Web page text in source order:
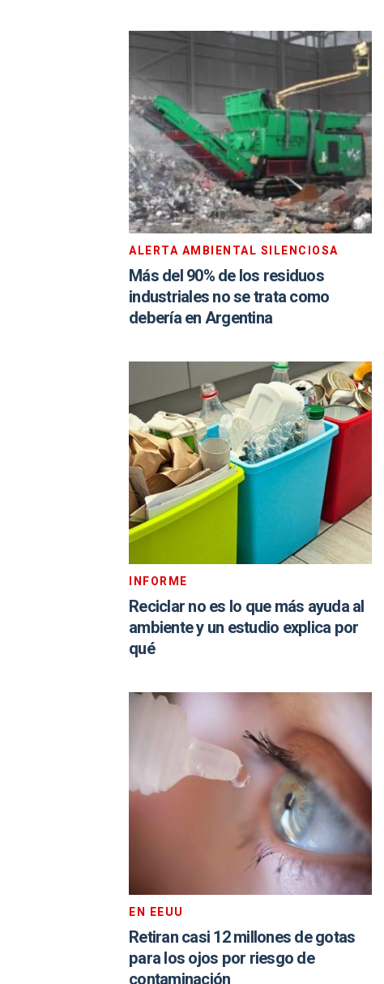
ALERTA AMBIENTAL SILENCIOSA
Más del 90% de los residuos
industriales no se trata como
debería en Argentina
INFORME
Reciclar no es lo que más ayuda al
ambiente y un estudio explica por
qué
EN EEUU
Retiran casi 12 millones de gotas
para los ojos por riesgo de